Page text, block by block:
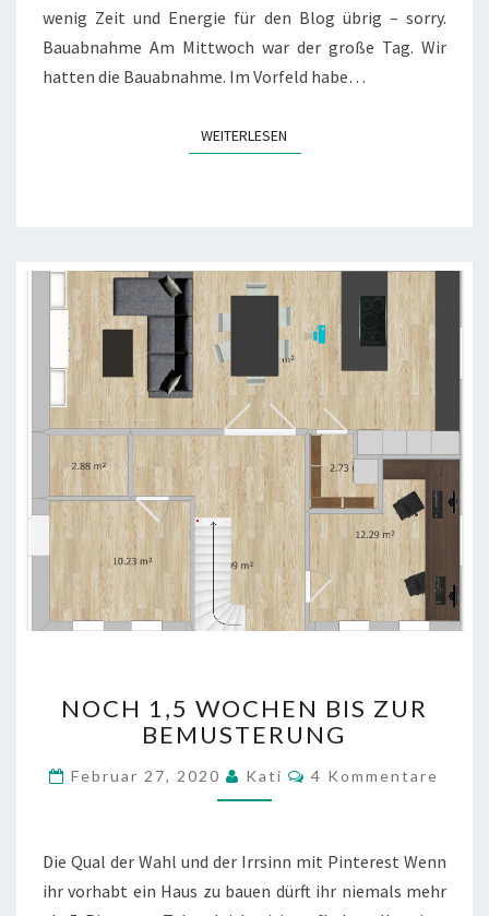
wenig Zeit und Energie für den Blog übrig – sorry.
Bauabnahme Am Mittwoch war der große Tag. Wir
hatten die Bauabnahme. Im Vorfeld habe…
WEITERLESEN
1,5
WOCHEN
ZUR
BEMUSTERUNG
NOCH 1,5 WOCHEN BIS ZUR
BEMUSTERUNG
Februar 27, 2020 Kati Kommentare
4 Kommentare
Die Qual der Wahl und der Irrsinn mit Pinterest Wenn
ihr vorhabt ein Haus zu bauen dürft ihr niemals mehr